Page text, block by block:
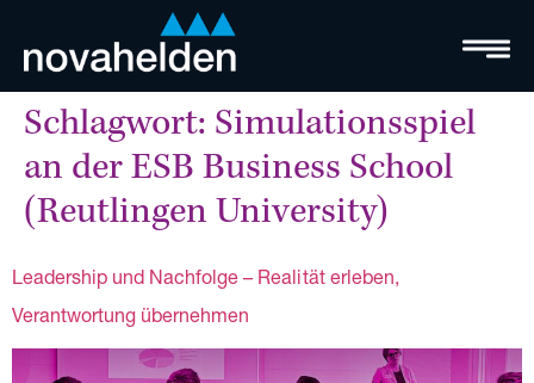
Schlagwort: Simulationsspiel
an der ESB Business School
(Reutlingen University)
Leadership und Nachfolge – Realität erleben,
Verantwortung übernehmen